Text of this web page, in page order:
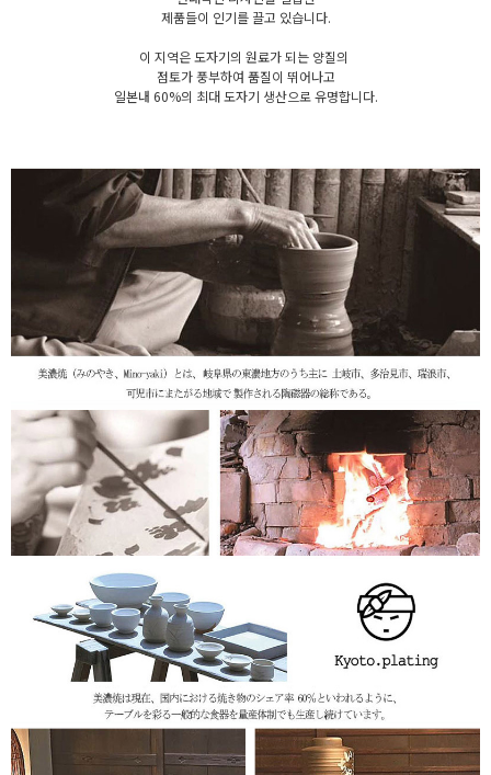
제품들이 인기를 끌고 있습니다.
이 지역은 도자기의 원료가 되는 양질의
점토가 풍부하여 품질이 뛰어나고
일본내 60%의 최대 도자기 생산으로 유명합니다.